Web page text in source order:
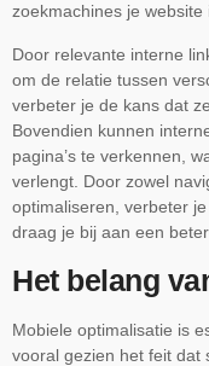
zoekmachines je website
Door relevante interne
om de relatie tussen
verbeter je de kans dat
Bovendien kunnen
pagina’s te verkennen,
verlengt. Door zowel
optimaliseren, verbeter
draag je bij aan een
Het belang
Mobiele optimalisatie is
vooral gezien het feit dat